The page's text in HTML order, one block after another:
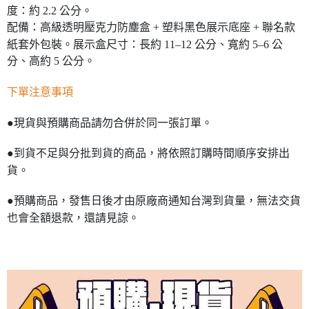
度：約 2.2 公分。
配備：高級透明壓克力防塵盒 + 塑料黑色展示底座 + 聯名款
紙套外包裝。展示盒尺寸：長約 11–12 公分、寬約 5–6 公
分、高約 5 公分。
下單注意事項
●現貨與預購商品請勿合併於同一張訂單。
●到貨不足與分批到貨的商品，將依照訂購時間順序安排出
貨。
●預購商品，發售日後才由原廠商通知台灣到貨量，無法交貨
也會全額退款，還請見諒。